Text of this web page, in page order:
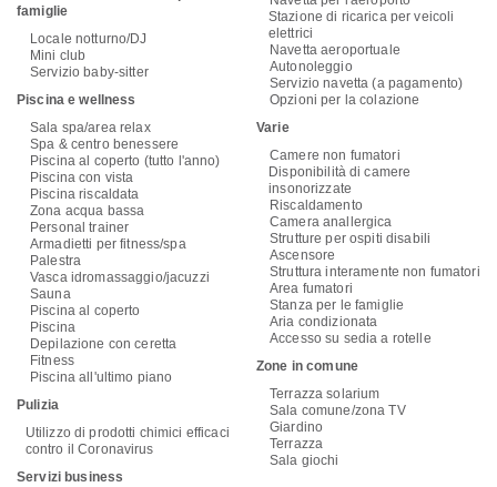
famiglie
Locale notturno/DJ
Mini club
Servizio baby-sitter
Piscina e wellness
Sala spa/area relax
Spa & centro benessere
Piscina al coperto (tutto l'anno)
Piscina con vista
Piscina riscaldata
Zona acqua bassa
Personal trainer
Armadietti per fitness/spa
Palestra
Vasca idromassaggio/jacuzzi
Sauna
Piscina al coperto
Piscina
Depilazione con ceretta
Fitness
Piscina all'ultimo piano
Pulizia
Utilizzo di prodotti chimici efficaci
contro il Coronavirus
Servizi business
Stazione di ricarica per veicoli
elettrici
Navetta aeroportuale
Autonoleggio
Servizio navetta (a pagamento)
Opzioni per la colazione
Varie
Camere non fumatori
Disponibilità di camere
insonorizzate
Riscaldamento
Camera anallergica
Strutture per ospiti disabili
Ascensore
Struttura interamente non fumatori
Area fumatori
Stanza per le famiglie
Aria condizionata
Accesso su sedia a rotelle
Zone in comune
Terrazza solarium
Sala comune/zona TV
Giardino
Terrazza
Sala giochi